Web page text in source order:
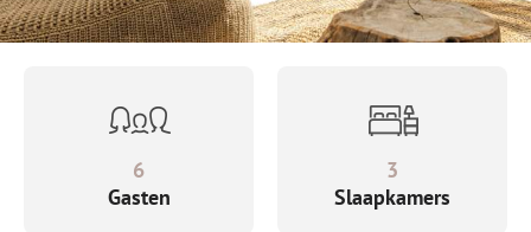
6
Gasten
3
Slaapkamers